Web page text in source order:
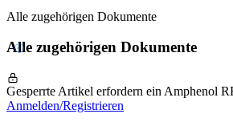
Alle zugehörigen Dokumente
Alle zugehörigen Dokumente
Gesperrte Artikel erfordern ein Amphenol
Anmelden/Registrieren